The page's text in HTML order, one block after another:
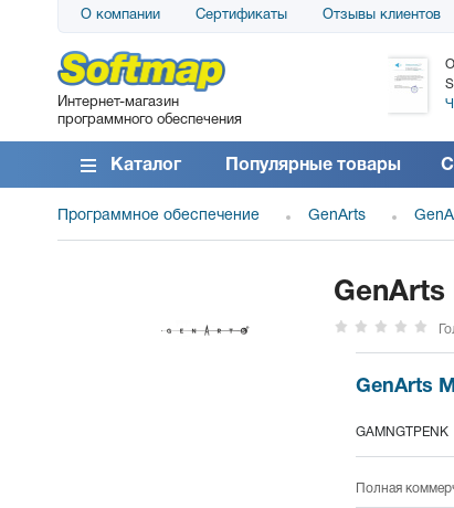
О компании Сертификаты Отзывы клиентов
Интернет-магазин
программного обеспечения
АО «АТС» благодарит компанию SoftMap за
поставку программного обеспечения SolarWinds
DameWare...
Читать все отзывы
Каталог Популярные товары
Программное обеспечение GenArts
GenArts
GenArts
GAMNGTPENK
Полная